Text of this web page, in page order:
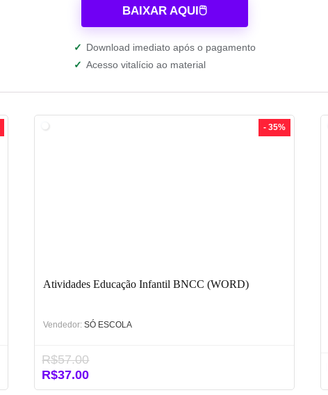
BAIXAR AQUI🖱️
✓ Download imediato após o pagamento
✓ Acesso vitalício ao material
- 35%
Atividades Educação Infantil BNCC (WORD)
Vendedor: SÓ ESCOLA
R$57.00
O
preço
R$37.00O
preço